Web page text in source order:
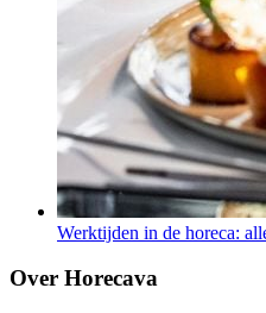
Werktijden in de horeca:
Over Horecava